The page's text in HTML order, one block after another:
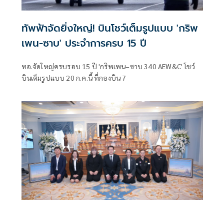
ทัพฟ้าจัดยิ่งใหญ่! บินโชว์เต็มรูปแบบ 'กริพ
เพน-ซาบ' ประจำการครบ 15 ปี
ทอ.จัดใหญ่ครบรอบ 15 ปี 'กริพเพน–ซาบ 340 AEW&C' โชว์
บินเต็มรูปแบบ 20 ก.ค.นี้ ที่กองบิน 7